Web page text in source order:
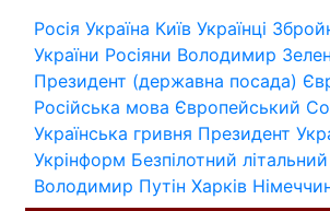
Росія Україна Київ Українці
України Росіяни Володимир
Президент (державна посада)
Російська мова Європейський
Українська гривня Президент
Укрінформ Безпілотний
Володимир Путін Харків